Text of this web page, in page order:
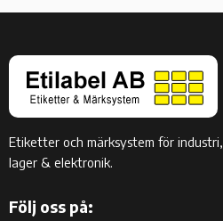
Etiketter och märksystem för industri,
lager & elektronik.
Följ oss på: